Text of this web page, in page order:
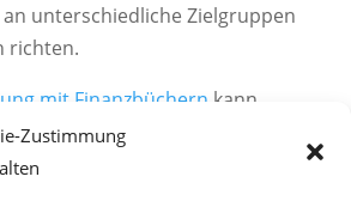
Zustimmung
unterschiedliche Zielgruppen
richten.
mit Finanzbüchern kann
seine finanziellen Ziele zu
gegen die Risiken einer